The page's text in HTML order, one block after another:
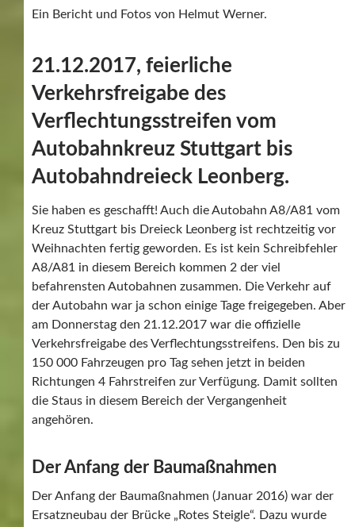
Ein Bericht und Fotos von Helmut Werner.
21.12.2017, feierliche
Verkehrsfreigabe des
Verflechtungsstreifen vom
Autobahnkreuz Stuttgart bis
Autobahndreieck Leonberg.
Sie haben es geschafft! Auch die Autobahn A8/A81 vom
Kreuz Stuttgart bis Dreieck Leonberg ist rechtzeitig vor
Weihnachten fertig geworden. Es ist kein Schreibfehler
A8/A81 in diesem Bereich kommen 2 der viel
befahrensten Autobahnen zusammen. Die Verkehr auf
der Autobahn war ja schon einige Tage freigegeben. Aber
am Donnerstag den 21.12.2017 war die offizielle
Verkehrsfreigabe des Verflechtungsstreifens. Den bis zu
150 000 Fahrzeugen pro Tag sehen jetzt in beiden
Richtungen 4 Fahrstreifen zur Verfügung. Damit sollten
die Staus in diesem Bereich der Vergangenheit
angehören.
Der Anfang der Baumaßnahmen
Der Anfang der Baumaßnahmen (Januar 2016) war der
Ersatzneubau der Brücke „Rotes Steigle“. Dazu wurde